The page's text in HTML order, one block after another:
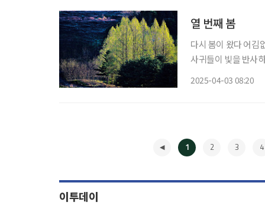
열 번째 봄
다시 봄이 왔다 어김
사귀들이 빛을 반사하며 반짝인다 그리하여 싹을 틔우
2025-04-03 08:20
1 2 3 4
이투데이